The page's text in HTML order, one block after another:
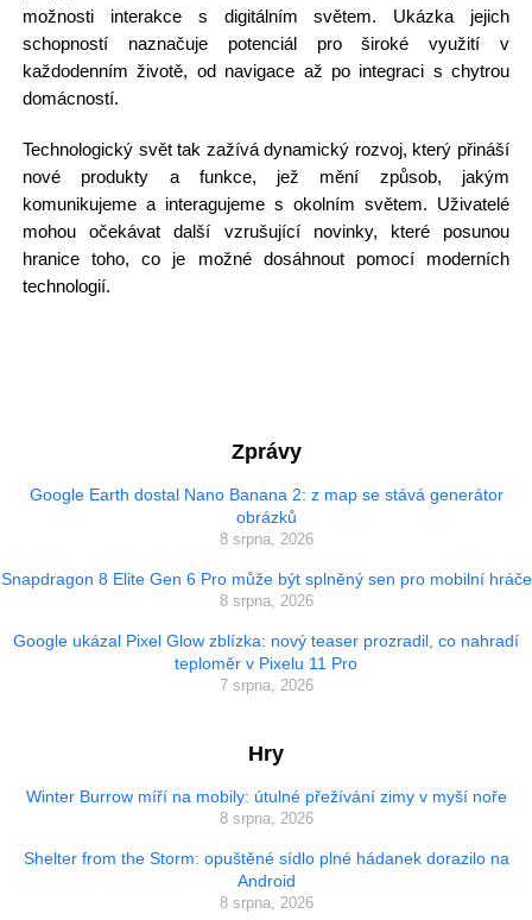
možnosti interakce s digitálním světem. Ukázka jejich
schopností naznačuje potenciál pro široké využití v
každodenním životě, od navigace až po integraci s chytrou
domácností.
Technologický svět tak zažívá dynamický rozvoj, který přináší
nové produkty a funkce, jež mění způsob, jakým
komunikujeme a interagujeme s okolním světem. Uživatelé
mohou očekávat další vzrušující novinky, které posunou
hranice toho, co je možné dosáhnout pomocí moderních
technologií.
Zprávy
Google Earth dostal Nano Banana 2: z map se stává generátor
obrázků
8 srpna, 2026
Snapdragon 8 Elite Gen 6 Pro může být splněný sen pro mobilní hráče
8 srpna, 2026
Google ukázal Pixel Glow zblízka: nový teaser prozradil, co nahradí
teploměr v Pixelu 11 Pro
7 srpna, 2026
Hry
Winter Burrow míří na mobily: útulné přežívání zimy v myší noře
8 srpna, 2026
Shelter from the Storm: opuštěné sídlo plné hádanek dorazilo na
Android
8 srpna, 2026